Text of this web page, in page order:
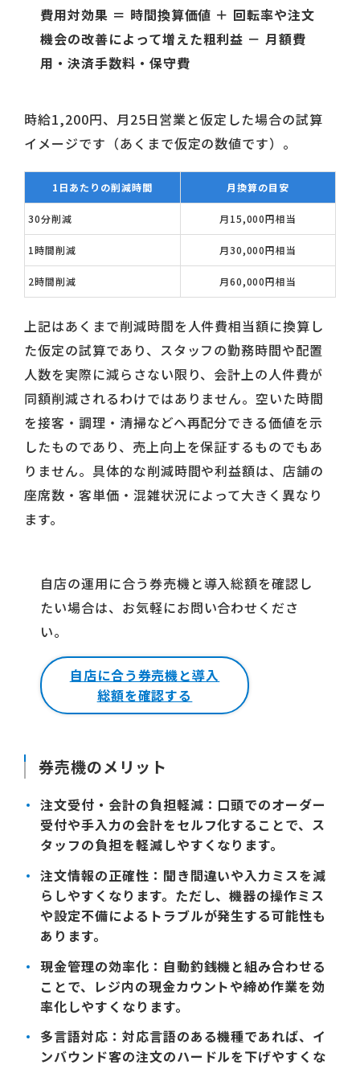
費用対効果 ＝ 時間換算価値 ＋ 回転率や注文
機会の改善によって増えた粗利益 － 月額費
用・決済手数料・保守費
時給1,200円、月25日営業と仮定した場合の試算
イメージです（あくまで仮定の数値です）。
1日あたりの削減時間 月換算の目安
30分削減 月15,000円相当
1時間削減 月30,000円相当
2時間削減 月60,000円相当
上記はあくまで削減時間を人件費相当額に換算し
た仮定の試算であり、スタッフの勤務時間や配置
人数を実際に減らさない限り、会計上の人件費が
同額削減されるわけではありません。空いた時間
を接客・調理・清掃などへ再配分できる価値を示
したものであり、売上向上を保証するものでもあ
りません。具体的な削減時間や利益額は、店舗の
座席数・客単価・混雑状況によって大きく異なり
ます。
自店の運用に合う券売機と導入総額を確認し
たい場合は、お気軽にお問い合わせくださ
い。
自店に合う券売機と導入
総額を確認する
券売機のメリット
注文受付・会計の負担軽減： 口頭でのオーダー
受付や手入力の会計をセルフ化することで、ス
タッフの負担を軽減しやすくなります。
注文情報の正確性： 聞き間違いや入力ミスを減
らしやすくなります。ただし、機器の操作ミス
や設定不備によるトラブルが発生する可能性も
あります。
現金管理の効率化： 自動釣銭機と組み合わせる
ことで、レジ内の現金カウントや締め作業を効
率化しやすくなります。
多言語対応： 対応言語のある機種であれば、イ
ンバウンド客の注文のハードルを下げやすくな